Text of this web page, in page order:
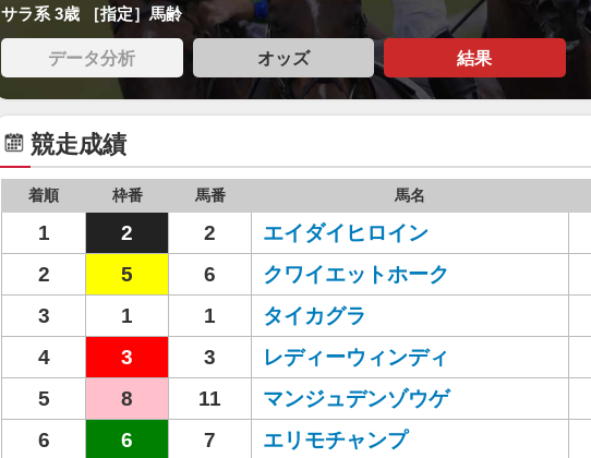
サラ系 3歳 ［指定］馬齢
データ分析 オッズ 結果
競走成績
着順 枠番 馬番 馬名
1 2 2 エイダイヒロイン
2
5 6 クワイエットホーク
3
1 1 タイカグラ
4
3 3 レディーウィンディ
5
8 11 マンジュデンゾウゲ
6
6 7 エリモチャンプ